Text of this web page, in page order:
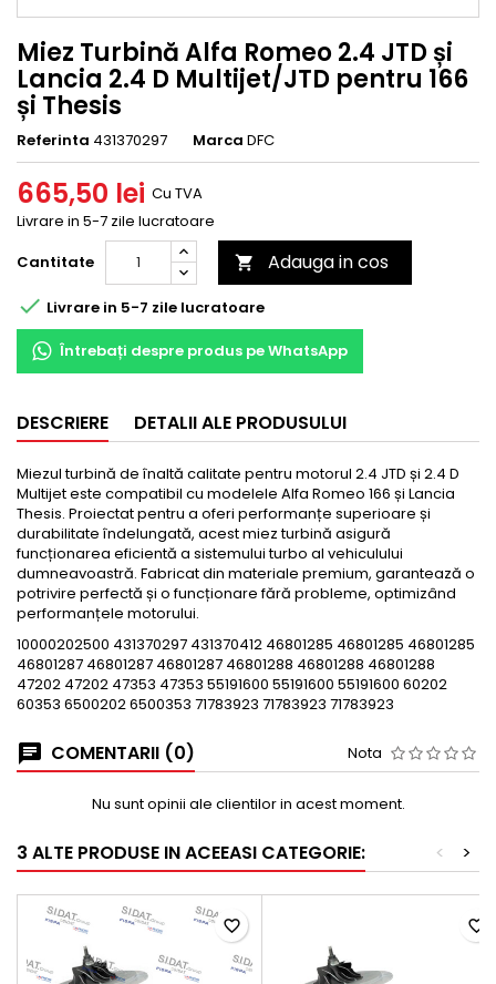
Miez Turbină Alfa Romeo 2.4 JTD și
Lancia 2.4 D Multijet/JTD pentru 166
și Thesis
Referinta 431370297 Marca DFC
665,50 lei Cu TVA
Livrare in 5-7 zile lucratoare
Cantitate
 Adauga in cos
 Livrare in 5-7 zile lucratoare
Întrebați despre produs pe WhatsApp
DESCRIERE DETALII ALE PRODUSULUI
Miezul turbină de înaltă calitate pentru motorul 2.4 JTD și 2.4 D
Multijet este compatibil cu modelele Alfa Romeo 166 și Lancia
Thesis. Proiectat pentru a oferi performanțe superioare și
durabilitate îndelungată, acest miez turbină asigură
funcționarea eficientă a sistemului turbo al vehiculului
dumneavoastră. Fabricat din materiale premium, garantează o
potrivire perfectă și o funcționare fără probleme, optimizând
performanțele motorului.
10000202500 431370297 431370412 46801285 46801285 46801285
46801287 46801287 46801287 46801288 46801288 46801288
47202 47202 47353 47353 55191600 55191600 55191600 60202
60353 6500202 6500353 71783923 71783923 71783923
COMENTARII (0) Nota
Nu sunt opinii ale clientilor in acest moment.
3 ALTE PRODUSE IN ACEEASI CATEGORIE: >
<
favorite_border favorite_border